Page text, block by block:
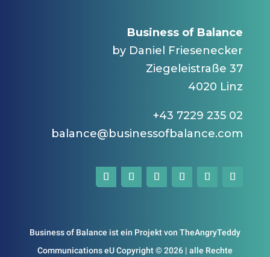
Business of Balance
by Daniel Friesenecker
Ziegeleistraße 37
4020 Linz
+43 7229 235 02
balance@businessofbalance.com
Business of Balance ist ein Projekt von TheAngryTeddy
Communications eU Copyright © 2026 | alle Rechte